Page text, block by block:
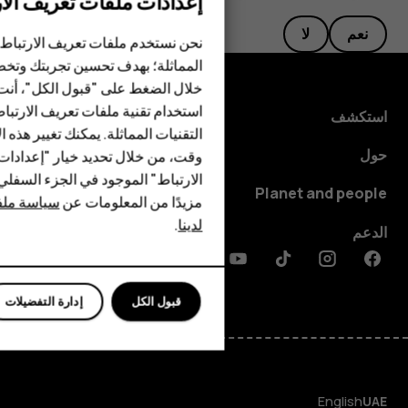
الهواتف الذكية
الهواتف المميزة
الأكسسوارات
HMD Terra M
HMD DUB
HMD Watch
للأعمال
نعم لا
استكشف
حول
Planet and people
الدعم
Facebook
Instagram
Tiktok
Youtube
Linkedin
Discord
UAE
English
نحن نستخدم ملفات تعريف
المماثلة؛ بهدف تحسين تجربتك
خلال الضغط على "قبول الكل"،
استخدام تقنية ملفات تعريف
التقنيات المماثلة. يمكنك تغيير
وقت، من خلال تحديد خيار
الارتباط" الموجود في الجزء
مزيدًا من المعلومات عنسياسة
لدينا.
إدارة التفضيلات قبول الكل